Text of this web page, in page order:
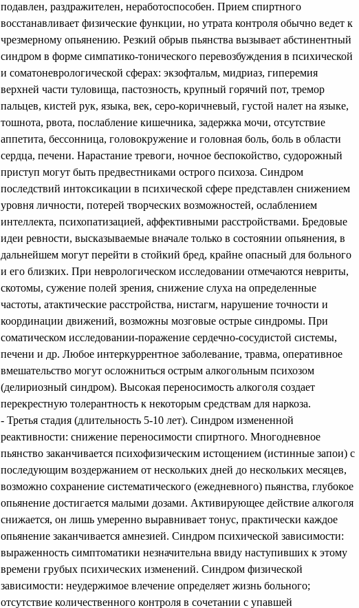
подавлен, раздражителен, неработоспособен. Прием спиртного
восстанавливает физические функции, но утрата контроля обычно ведет к
чрезмерному опьянению. Резкий обрыв пьянства вызывает абстинентный
синдром в форме симпатико-тонического перевозбуждения в психической
и соматоневрологической сферах: экзофтальм, мидриаз, гиперемия
верхней части туловища, пастозность, крупный горячий пот, тремор
пальцев, кистей рук, языка, век, серо-коричневый, густой налет на языке,
тошнота, рвота, послабление кишечника, задержка мочи, отсутствие
аппетита, бессонница, головокружение и головная боль, боль в области
сердца, печени. Нарастание тревоги, ночное беспокойство, судорожный
приступ могут быть предвестниками острого психоза. Синдром
последствий интоксикации в психической сфере представлен снижением
уровня личности, потерей творческих возможностей, ослаблением
интеллекта, психопатизацией, аффективными расстройствами. Бредовые
идеи ревности, высказываемые вначале только в состоянии опьянения, в
дальнейшем могут перейти в стойкий бред, крайне опасный для больного
и его близких. При неврологическом исследовании отмечаются невриты,
скотомы, сужение полей зрения, снижение слуха на определенные
частоты, атактические расстройства, нистагм, нарушение точности и
координации движений, возможны мозговые острые синдромы. При
соматическом исследовании-поражение сердечно-сосудистой системы,
печени и др. Любое интеркуррентное заболевание, травма, оперативное
вмешательство могут осложниться острым алкогольным психозом
(делириозный синдром). Высокая переносимость алкоголя создает
перекрестную толерантность к некоторым средствам для наркоза.
- Третья стадия (длительность 5-10 лет). Синдром измененной
реактивности: снижение переносимости спиртного. Многодневное
пьянство заканчивается психофизическим истощением (истинные запои) с
последующим воздержанием от нескольких дней до нескольких месяцев,
возможно сохранение систематического (ежедневного) пьянства, глубокое
опьянение достигается малыми дозами. Активирующее действие алкоголя
снижается, он лишь умеренно выравнивает тонус, практически каждое
опьянение заканчивается амнезией. Синдром психической зависимости:
выраженность симптоматики незначительна ввиду наступивших к этому
времени грубых психических изменений. Синдром физической
зависимости: неудержимое влечение определяет жизнь больного;
отсутствие количественного контроля в сочетании с упавшей